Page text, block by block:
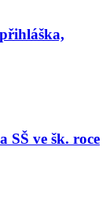
SŠ ve šk. roce